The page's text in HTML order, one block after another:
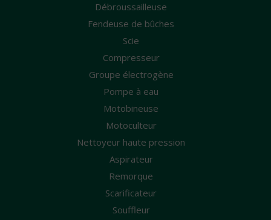
Débroussailleuse
Fendeuse de bûches
Scie
Compresseur
Groupe électrogène
Pompe à eau
Motobineuse
Motoculteur
Nettoyeur haute pression
Aspirateur
Remorque
Scarificateur
Souffleur